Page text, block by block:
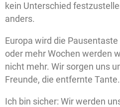
kein Unterschied
anders.
Europa wird die
oder mehr Wochen werden
nicht mehr. Wir sorgen uns
Freunde, die entfernte
Ich bin sicher: Wir werden